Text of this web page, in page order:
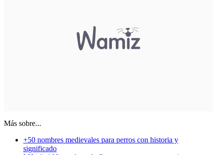
Más sobre...
+50 nombres medievales para perros con historia y
significado